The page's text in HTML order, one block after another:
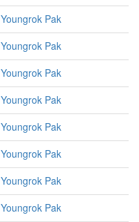
Youngrok Pak
Youngrok Pak
Youngrok Pak
Youngrok Pak
Youngrok Pak
Youngrok Pak
Youngrok Pak
Youngrok Pak